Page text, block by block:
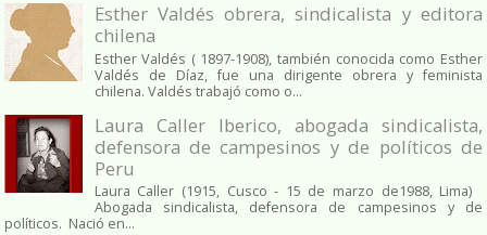
Esther Valdés obrera, sindicalista y editora
chilena
Esther Valdés ( 1897-1908), también conocida como Esther
Valdés de Díaz, fue una dirigente obrera y feminista
chilena. Valdés trabajó como o...
Laura Caller Iberico, abogada sindicalista,
defensora de campesinos y de políticos de
Peru
Laura Caller (1915, Cusco - 15 de marzo de1988, Lima)
Abogada sindicalista, defensora de campesinos y de
políticos. Nació en...